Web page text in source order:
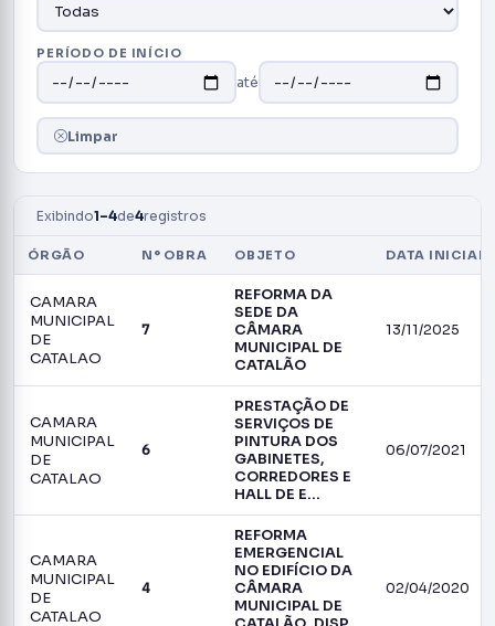
PERÍODO DE INÍCIO
até
Limpar
Exibindo1–4de4registros
ÓRGÃO N° OBRA OBJETO DATA INICIAL
CAMARA
MUNICIPAL
DE
CATALAO
7
REFORMA DA
SEDE DA
CÂMARA
MUNICIPAL DE
CATALÃO
13/11/2025
CAMARA
MUNICIPAL
DE
CATALAO
6
PRESTAÇÃO DE
SERVIÇOS DE
PINTURA DOS
GABINETES,
CORREDORES E
HALL DE E…
06/07/2021
CAMARA
MUNICIPAL
DE
CATALAO
4
REFORMA
EMERGENCIAL
NO EDIFÍCIO DA
CÂMARA
MUNICIPAL DE
02/04/2020